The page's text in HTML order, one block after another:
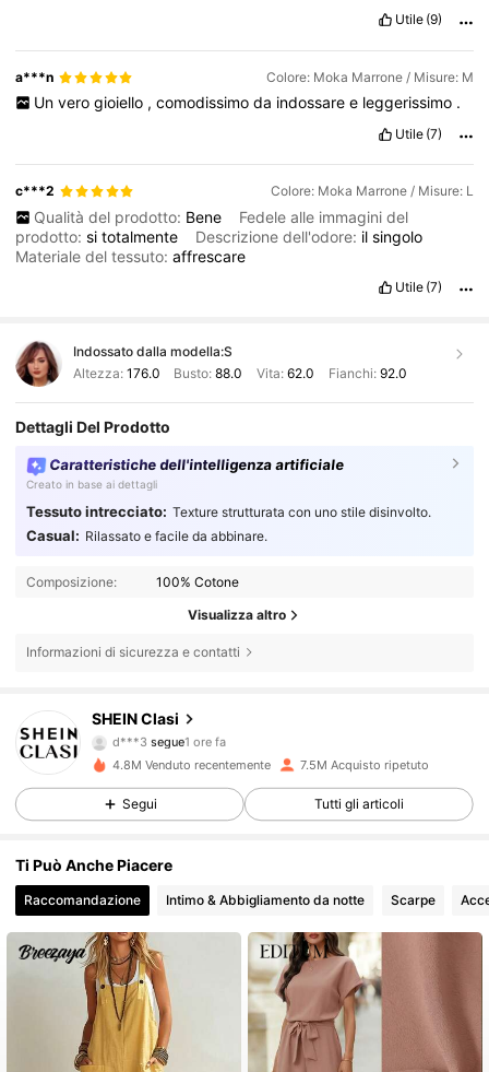
Utile (9)
a***n Colore: Moka Marrone / Misure: M
Un vero gioiello , comodissimo da indossare e leggerissimo .
Utile (7)
c***2 Colore: Moka Marrone / Misure: L
Qualità del prodotto: Bene
Fedele alle immagini del
prodotto:sitotalmente Descrizione dell'odore: ilsingolo
Materiale del tessuto:affrescare
Utile (7)
Indossato dalla modella:S
Altezza: 176.0 Busto:88.0 Vita: 62.0 Fianchi: 92.0
Dettagli Del Prodotto
Caratteristiche dell'intelligenza artificiale
Creato in base ai dettagli
Tessuto intrecciato: Texture strutturata con uno stile disinvolto.
Casual: Rilassato e facile da abbinare.
Composizione: 100% Cotone
Visualizza altro
Informazioni di sicurezza e contatti
SHEIN Clasi
d***3 segue1 ore fa
4.84
823K Follower
4.84 823K Follower
4.84 823K Follower
4.84 823K Follower
4.8M Venduto recentemente 7.5M Acquisto ripetuto
Segui Tutti gli articoli
Ti Può Anche Piacere
Raccomandazione Intimo & Abbigliamento da notte Scarpe